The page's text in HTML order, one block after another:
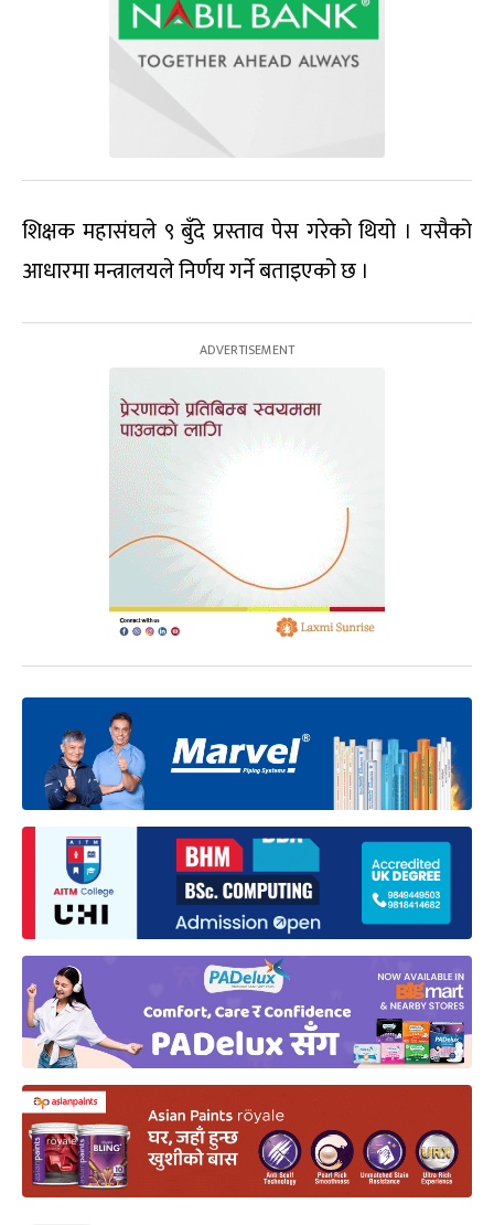
शिक्षक महासंघले ९ बुँदे प्रस्ताव पेस गरेको थियो । यसैको
आधारमा मन्त्रालयले निर्णय गर्ने बताइएको छ ।